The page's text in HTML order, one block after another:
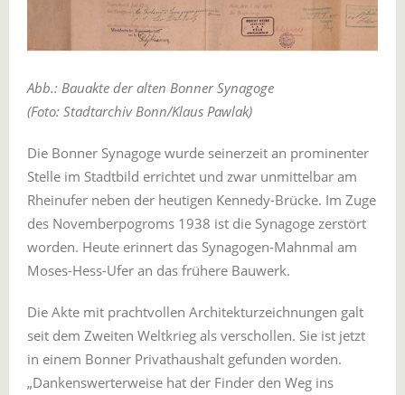
Abb.: Bauakte der alten Bonner Synagoge
(Foto: Stadtarchiv Bonn/Klaus Pawlak)
Die Bonner Synagoge wurde seinerzeit an prominenter
Stelle im Stadtbild errichtet und zwar unmittelbar am
Rheinufer neben der heutigen Kennedy-Brücke. Im Zuge
des Novemberpogroms 1938 ist die Synagoge zerstört
worden. Heute erinnert das Synagogen-Mahnmal am
Moses-Hess-Ufer an das frühere Bauwerk.
Die Akte mit prachtvollen Architekturzeichnungen galt
seit dem Zweiten Weltkrieg als verschollen. Sie ist jetzt
in einem Bonner Privathaushalt gefunden worden.
„Dankenswerterweise hat der Finder den Weg ins